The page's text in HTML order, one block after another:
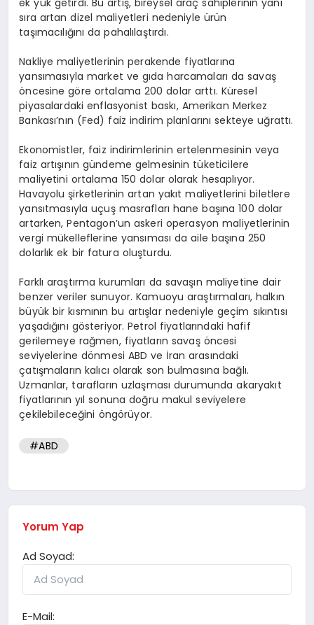
ek yük getirdi. Bu artış, bireysel araç sahiplerinin yanı
sıra artan dizel maliyetleri nedeniyle ürün
taşımacılığını da pahalılaştırdı.
Nakliye maliyetlerinin perakende fiyatlarına
yansımasıyla market ve gıda harcamaları da savaş
öncesine göre ortalama 200 dolar arttı. Küresel
piyasalardaki enflasyonist baskı, Amerikan Merkez
Bankası’nın (Fed) faiz indirim planlarını sekteye uğrattı.
Ekonomistler, faiz indirimlerinin ertelenmesinin veya
faiz artışının gündeme gelmesinin tüketicilere
maliyetini ortalama 150 dolar olarak hesaplıyor.
Havayolu şirketlerinin artan yakıt maliyetlerini biletlere
yansıtmasıyla uçuş masrafları hane başına 100 dolar
artarken, Pentagon’un askeri operasyon maliyetlerinin
vergi mükelleflerine yansıması da aile başına 250
dolarlık ek bir fatura oluşturdu.
Farklı araştırma kurumları da savaşın maliyetine dair
benzer veriler sunuyor. Kamuoyu araştırmaları, halkın
büyük bir kısmının bu artışlar nedeniyle geçim sıkıntısı
yaşadığını gösteriyor. Petrol fiyatlarındaki hafif
gerilemeye rağmen, fiyatların savaş öncesi
seviyelerine dönmesi ABD ve İran arasındaki
çatışmaların kalıcı olarak son bulmasına bağlı.
Uzmanlar, tarafların uzlaşması durumunda akaryakıt
fiyatlarının yıl sonuna doğru makul seviyelere
çekilebileceğini öngörüyor.
#ABD
Yorum Yap
Ad Soyad:
E-Mail: